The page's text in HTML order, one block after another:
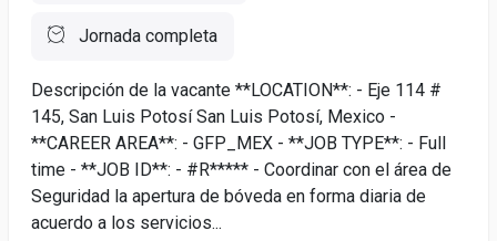
Jornada completa
Descripción de la vacante **LOCATION**: - Eje 114 #
145, San Luis Potosí San Luis Potosí, Mexico -
**CAREER AREA**: - GFP_MEX - **JOB TYPE**: - Full
time - **JOB ID**: - #R***** - Coordinar con el área de
Seguridad la apertura de bóveda en forma diaria de
acuerdo a los servicios...